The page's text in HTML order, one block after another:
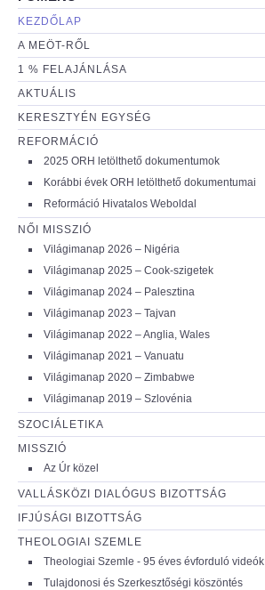
KEZDŐLAP
A MEÖT-RŐL
1 % FELAJÁNLÁSA
AKTUÁLIS
KERESZTYÉN EGYSÉG
REFORMÁCIÓ
2025 ORH letölthető dokumentumok
Korábbi évek ORH letölthető dokumentumai
Reformáció Hivatalos Weboldal
NŐI MISSZIÓ
Világimanap 2026 – Nigéria
Világimanap 2025 – Cook-szigetek
Világimanap 2024 – Palesztina
Világimanap 2023 – Tajvan
Világimanap 2022 – Anglia, Wales
Világimanap 2021 – Vanuatu
Világimanap 2020 – Zimbabwe
Világimanap 2019 – Szlovénia
SZOCIÁLETIKA
MISSZIÓ
Az Úr közel
VALLÁSKÖZI DIALÓGUS BIZOTTSÁG
IFJÚSÁGI BIZOTTSÁG
THEOLOGIAI SZEMLE
Theologiai Szemle - 95 éves évforduló videók
Tulajdonosi és Szerkesztőségi köszöntés